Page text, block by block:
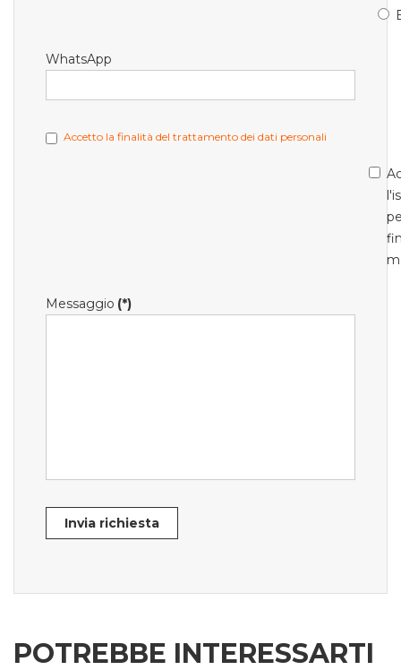
WhatsApp
Accetto la finalità del trattamento dei dati personali
Messaggio (*)
Invia richiesta
POTREBBE INTERESSARTI